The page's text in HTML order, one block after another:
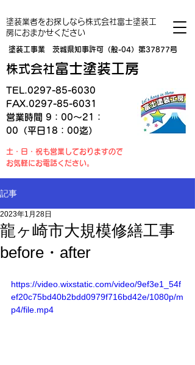
塗装業者をお探しなら株式会社富士塗装工
房におまかせください
塗装工事業 茨城県知事許可（般-04）第37877号
株式会社富士塗装工房
TEL.0297-85-6030
FAX.0297-85-6031
営業時間 9：00～21：
00（平日18：00迄）
土・日・祝も営業しておりますので
お気軽にお電話ください。
記事
龍ヶ崎市大規模修繕工事
before・after
2023年1月28日
https://video.wixstatic.com/video/9ef3e1_54f
ef20c75bd40b2bdd0979f716bd42e/1080p/m
p4/file.mp4